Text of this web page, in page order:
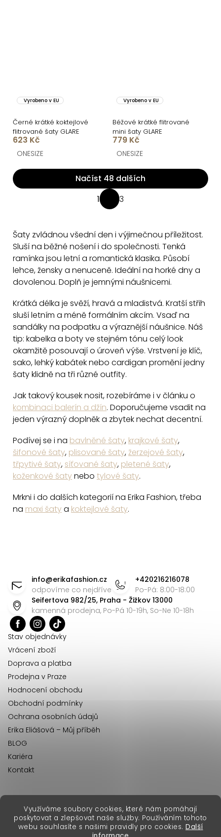
Využíváme soubory cookies, které nám pomáhají
poskytovat a zlepšovat naše služby. Používáním tohoto
webu souhlasíte s našimi pravidly pro cookies. Další
Vyrobeno v EU
Černé krátké koktejlové
flitrované šaty GLARE
623 Kč
ONESIZE
Vyrobeno v EU
Béžové krátké flitrované
mini šaty GLARE
779 Kč
ONESIZE
O
v
á
d
a
c
í
p
r
v
k
y
v
ý
i
s
u
Načíst 48 dalších
á
n
k
o
v
n
í
1 3
Šaty zvládnou všední den i výjimečnou příležitost.
Sluší na běžné nošení i do společnosti. Tenká
ramínka jsou letní a romantická klasika. Působí
lehce, žensky a nenuceně. Ideální na horké dny a
dovolenou. Doplň je jemnými náušnicemi.
Krátká délka je svěží, hravá a mladistvá. Kratší střih
sluší letním a méně formálním akcím. Vsaď na
sandálky na podpatku a výraznější náušnice. Náš
tip: kabelka a boty ve stejném tónu celý look
okamžitě posouvají o úroveň výše. Vrstvení je klíč,
sako, lehký kabátek nebo cardigan promění jedny
šaty klidně na tři různé outfity.
Jak takový kousek nosit, rozebíráme i v článku o
kombinaci balerín a džín. Doporučujeme vsadit na
jeden výrazný doplněk a zbytek nechat decentní.
Podívej se i na bavlněné šaty, krajkové šaty,
šifonové šaty, plisované šaty,žerzejové šaty,
třpytivé šaty, síťované šaty, pletené šaty,
koženkové šatynebo tylové šaty.
Mrkni i do dalších kategorií na Erika Fashion, třeba
na maxi šatya koktejlové šaty.
info@erikafashion.cz
odpovíme co nejdříve
+420216216078
Po-Pá: 8:00-18:00
Seifertova 982/25, Praha - Žižkov 13000
kamenná prodejna, Po-Pá 10-19h, So-Ne 10-18h
Stav objednávky
Vrácení zboží
Doprava a platba
Prodejna v Praze
Hodnocení obchodu
Obchodní podmínky
Ochrana osobních údajů
Erika Eliášová – Můj příběh
BLOG
Kariéra
Kontakt
Vytvořil Shoptet Premium
Copyright 2026Erika Fashion. Všechna práva vyhrazena.
erikafashion.sk